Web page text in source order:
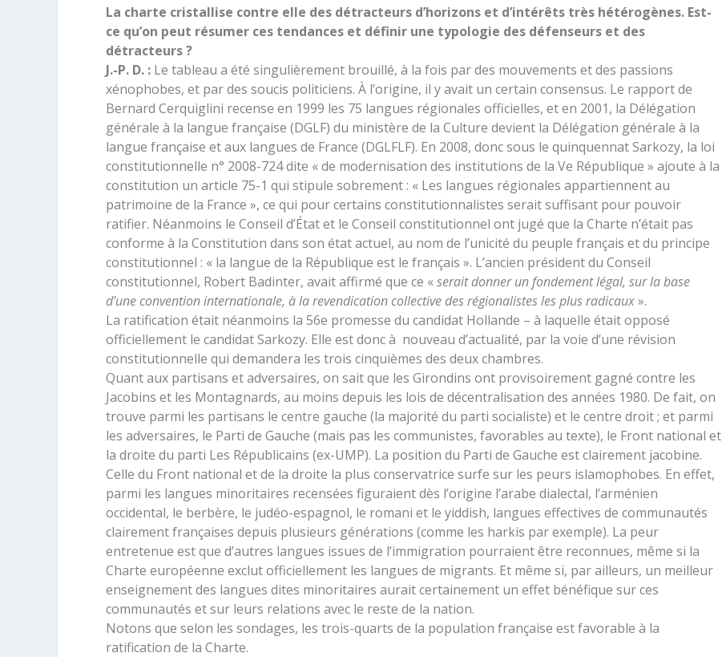
La charte cristallise contre elle des détracteurs d’horizons et d’intérêts très hétérogènes. Est-
ce qu’on peut résumer ces tendances et définir une typologie des défenseurs et des
détracteurs ?
J.-P. D. : Le tableau a été singulièrement brouillé, à la fois par des mouvements et des passions
xénophobes, et par des soucis politiciens. À l’origine, il y avait un certain consensus. Le rapport de
Bernard Cerquiglini recense en 1999 les 75 langues régionales officielles, et en 2001, la Délégation
générale à la langue française (DGLF) du ministère de la Culture devient la Délégation générale à la
langue française et aux langues de France (DGLFLF). En 2008, donc sous le quinquennat Sarkozy, la loi
constitutionnelle n° 2008-724 dite « de modernisation des institutions de la Ve République » ajoute à la
constitution un article 75-1 qui stipule sobrement : « Les langues régionales appartiennent au
patrimoine de la France », ce qui pour certains constitutionnalistes serait suffisant pour pouvoir
ratifier. Néanmoins le Conseil d’État et le Conseil constitutionnel ont jugé que la Charte n’était pas
conforme à la Constitution dans son état actuel, au nom de l’unicité du peuple français et du principe
constitutionnel : « la langue de la République est le français ». L’ancien président du Conseil
constitutionnel, Robert Badinter, avait affirmé que ce «serait donner un fondement légal, sur la base
d’une convention internationale, à la revendication collective des régionalistes les plus radicaux».
La ratification était néanmoins la 56e promesse du candidat Hollande – à laquelle était opposé
officiellement le candidat Sarkozy. Elle est donc à nouveau d’actualité, par la voie d’une révision
constitutionnelle qui demandera les trois cinquièmes des deux chambres.
Quant aux partisans et adversaires, on sait que les Girondins ont provisoirement gagné contre les
Jacobins et les Montagnards, au moins depuis les lois de décentralisation des années 1980. De fait, on
trouve parmi les partisans le centre gauche (la majorité du parti socialiste) et le centre droit ; et parmi
les adversaires, le Parti de Gauche (mais pas les communistes, favorables au texte), le Front national et
la droite du parti Les Républicains (ex-UMP). La position du Parti de Gauche est clairement jacobine.
Celle du Front national et de la droite la plus conservatrice surfe sur les peurs islamophobes. En effet,
parmi les langues minoritaires recensées figuraient dès l’origine l’arabe dialectal, l’arménien
occidental, le berbère, le judéo-espagnol, le romani et le yiddish, langues effectives de communautés
clairement françaises depuis plusieurs générations (comme les harkis par exemple). La peur
entretenue est que d’autres langues issues de l’immigration pourraient être reconnues, même si la
Charte européenne exclut officiellement les langues de migrants. Et même si, par ailleurs, un meilleur
enseignement des langues dites minoritaires aurait certainement un effet bénéfique sur ces
communautés et sur leurs relations avec le reste de la nation.
Notons que selon les sondages, les trois-quarts de la population française est favorable à la
ratification de la Charte.